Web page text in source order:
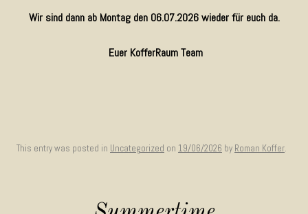
Wir sind dann ab Montag den 06.07.2026 wieder für euch da.
Euer KofferRaum Team
This entry was posted in Uncategorized on 19/06/2026 by Roman Koffer.